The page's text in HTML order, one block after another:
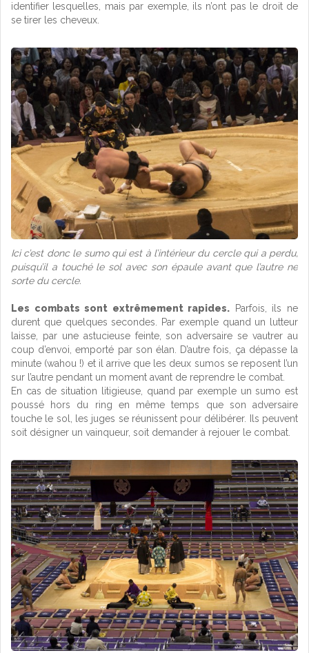
identifier lesquelles, mais par exemple, ils n’ont pas le droit de
se tirer les cheveux.
Ici c’est donc le sumo qui est à l’intérieur du cercle qui a perdu,
puisqu’il a touché le sol avec son épaule avant que l’autre ne
sorte du cercle.
Les combats sont extrêmement rapides. Parfois, ils ne
durent que quelques secondes. Par exemple quand un lutteur
laisse, par une astucieuse feinte, son adversaire se vautrer au
coup d’envoi, emporté par son élan. D’autre fois, ça dépasse la
minute (wahou !) et il arrive que les deux sumos se reposent l’un
sur l’autre pendant un moment avant de reprendre le combat.
En cas de situation litigieuse, quand par exemple un sumo est
poussé hors du ring en même temps que son adversaire
touche le sol, les juges se réunissent pour délibérer. Ils peuvent
soit désigner un vainqueur, soit demander à rejouer le combat.